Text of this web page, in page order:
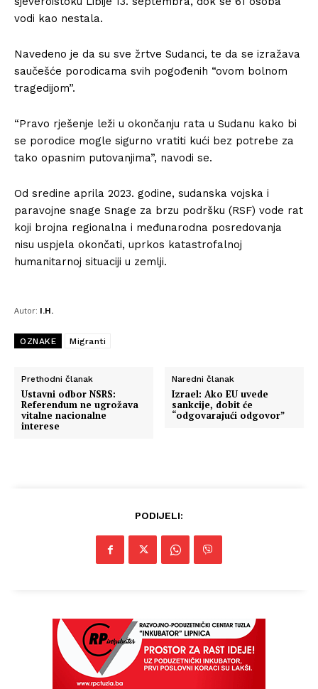
vodi kao nestala.
Navedeno je da su sve žrtve Sudanci, te da se izražava
saučešće porodicama svih pogođenih “ovom bolnom
tragedijom”.
“Pravo rješenje leži u okončanju rata u Sudanu kako bi
se porodice mogle sigurno vratiti kući bez potrebe za
tako opasnim putovanjima”, navodi se.
Od sredine aprila 2023. godine, sudanska vojska i
paravojne snage Snage za brzu podršku (RSF) vode rat
koji brojna regionalna i međunarodna posredovanja
nisu uspjela okončati, uprkos katastrofalnoj
humanitarnoj situaciji u zemlji.
Autor: I.H.
OZNAKE Migranti
Prethodni članak
Ustavni odbor NSRS:
Referendum ne ugrožava
vitalne nacionalne
interese
Naredni članak
Izrael: Ako EU uvede
sankcije, dobit će
“odgovarajući odgovor”
PODIJELI: